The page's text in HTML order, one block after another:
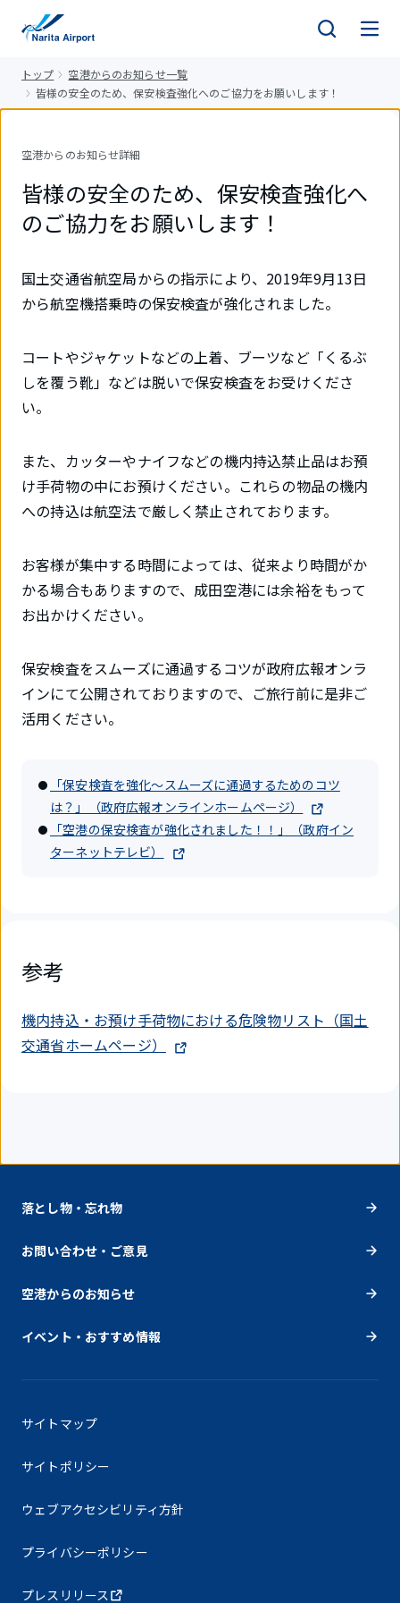
トップ
空港からのお知らせ一覧
皆様の安全のため、保安検査強化へのご協力をお願いします！
空港からのお知らせ詳細
皆様の安全のため、保安検査強化へ
のご協力をお願いします！
国土交通省航空局からの指示により、2019年9月13日
から航空機搭乗時の保安検査が強化されました。
コートやジャケットなどの上着、ブーツなど「くるぶ
しを覆う靴」などは脱いで保安検査をお受けくださ
い。
また、カッターやナイフなどの機内持込禁止品はお預
け手荷物の中にお預けください。これらの物品の機内
への持込は航空法で厳しく禁止されております。
お客様が集中する時間によっては、従来より時間がか
かる場合もありますので、成田空港には余裕をもって
お出かけください。
保安検査をスムーズに通過するコツが政府広報オンラ
インにて公開されておりますので、ご旅行前に是非ご
活用ください。
「保安検査を強化～スムーズに通過するためのコツ
は？」（政府広報オンラインホームページ）
「空港の保安検査が強化されました！！」（政府イン
ターネットテレビ）
参考
機内持込・お預け手荷物における危険物リスト（国土
交通省ホームページ）
落とし物・忘れ物
お問い合わせ・ご意見
空港からのお知らせ
イベント・おすすめ情報
サイトマップ
サイトポリシー
ウェブアクセシビリティ方針
プライバシーポリシー
プレスリリース